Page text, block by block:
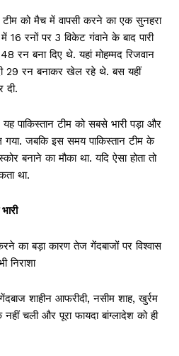
टीम को मैच में वापसी करने का एक सुनहरा
में 16 रनों पर 3 विकेट गंवाने के बाद पारी
रन बना दिए थे. यहां मोहम्मद रिजवान
29 रन बनाकर खेल रहे थे. बस यहीं
दी.
यह पाकिस्तान टीम को सबसे भारी पड़ा और
जबकि इस समय पाकिस्तान टीम के
बनाने का मौका था. यदि ऐसा होता तो
था.
का बड़ा कारण तेज गेंदबाजों पर विश्वास
निराशा
शाहीन आफरीदी, नसीम शाह, खुर्रम
चली और पूरा फायदा बांग्लादेश को ही